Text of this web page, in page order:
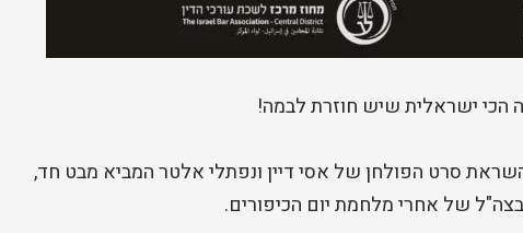
הכי ישראלית שיש חוזרת לבמה!
סרט הפולחן של אסי דיין ונפתלי אלטר המביא מבט חד,
של אחרי מלחמת יום הכיפורים.